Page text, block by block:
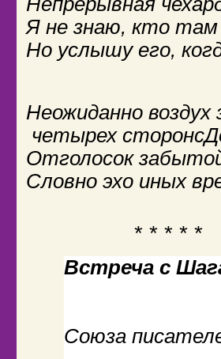
Я не знаю, кто
Но услышу его,
Неожиданно воздух
c
четырех сторон
Отголосок
Словно эхо иных
* * * * *
Встреча с
Союза